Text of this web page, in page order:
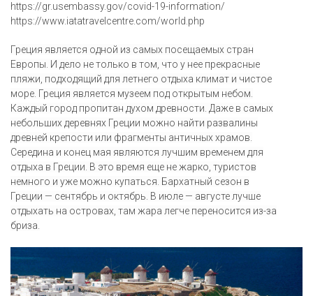
https://gr.usembassy.gov/covid-19-information/
https://www.iatatravelcentre.com/world.php
Греция является одной из самых посещаемых стран
Европы. И дело не только в том, что у нее прекрасные
пляжи, подходящий для летнего отдыха климат и чистое
море. Греция является музеем под открытым небом.
Каждый город пропитан духом древности. Даже в самых
небольших деревнях Греции можно найти развалины
древней крепости или фрагменты античных храмов.
Середина и конец мая являются лучшим временем для
отдыха в Греции. В это время еще не жарко, туристов
немного и уже можно купаться. Бархатный сезон в
Греции — сентябрь и октябрь. В июле — августе лучше
отдыхать на островах, там жара легче переносится из-за
бриза.